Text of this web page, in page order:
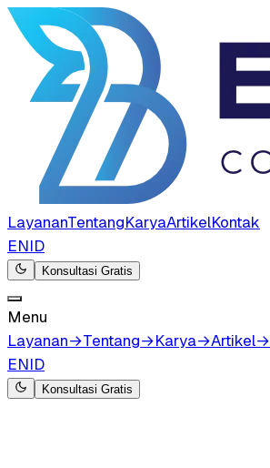
LayananTentangKaryaArtikelKontak
ENID
Konsultasi Gratis
Menu
Layanan→Tentang→Karya→Artikel→
ENID
Konsultasi Gratis